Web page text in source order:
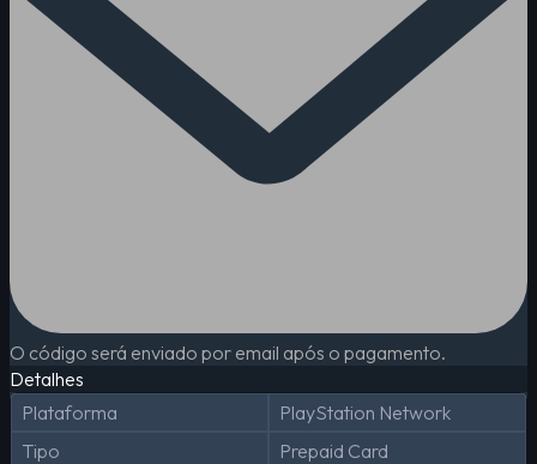
O código será enviado por email após o pagamento.
Detalhes
Plataforma
PlayStation Network
Tipo
Prepaid Card